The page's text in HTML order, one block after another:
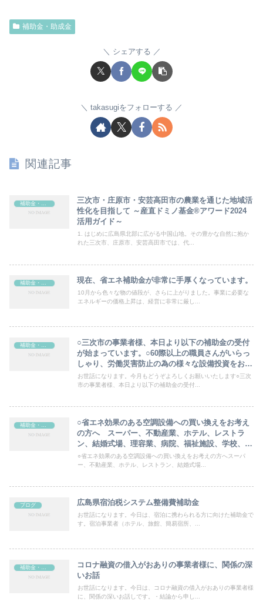
補助金・助成金
シェアする
takasugiをフォローする
関連記事
三次市・庄原市・安芸高田市の農業を通じた地域活
性化を目指して ～産直ドミノ基金®アワード2024
活用ガイド～
1. はじめに広島県北部に広がる中国山地。その豊かな自然に抱か
れた三次市、庄原市、安芸高田市では、代...
補助金・助成金 現在、省エネ補助金が非常に手厚くなっています。
10月から色々な物の値段が、さらに上がりました。事業に必要な
エネルギーの価格上昇は、経営に非常に厳し...
補助金・助成金
○三次市の事業者様、本日より以下の補助金の受付
が始まっています。○60際以上の職員さんがいらっ
しゃり、労働災害防止の為の様々な設備投資をお考
えの方の補助金です。
お世話になります。今月もどうぞよろしくお願いいたします○三次
市の事業者様、本日より以下の補助金の受付...
補助金・助成金
○省エネ効果のある空調設備への買い換えをお考え
の方へ スーパー、不動産業、ホテル、レストラ
ン、結婚式場、理容業、病院、福祉施設、学校、幼
稚園など、ほとんどの業種に当てはまり、2／3が補
助される補助金が、これから応募開始されます。
○省エネ効果のある空調設備への買い換えをお考えの方へスーパ
ー、不動産業、ホテル、レストラン、結婚式場...
ブログ 広島県宿泊税システム整備費補助金
お世話になります。今日は、宿泊に携わられる方に向けた補助金で
す。宿泊事業者（ホテル、旅館、簡易宿所、...
コロナ融資の借入がおありの事業者様に、関係の深
いお話
お世話になります。今日は、コロナ融資の借入がおありの事業者様
に、関係の深いお話しです。・結論から申し...